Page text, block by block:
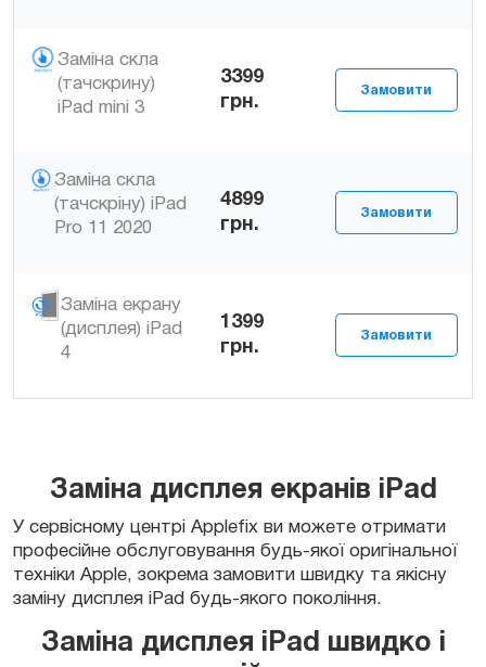
Замовити
Заміна скла
(тачскрину)
iPad mini 3
3399
грн.
Заміна скла
(тачскріну) iPad
Pro 11 2020
4899
грн.
Заміна екрану
(дисплея) iPad
4
1399
грн.
Заміна дисплея екранів iPad
У сервісному центрі Applefix ви можете отримати
професійне обслуговування будь-якої оригінальної
техніки Apple, зокрема замовити швидку та якісну
заміну дисплея iPad будь-якого покоління.
Заміна дисплея iPad швидко і